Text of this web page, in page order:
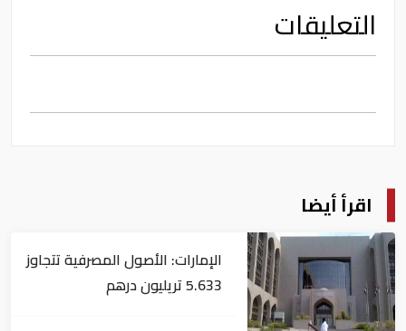
التعليقات
اقرأ أيضا
الإمارات: الأصول المصرفية تتجاوز
5.633 تريليون درهم